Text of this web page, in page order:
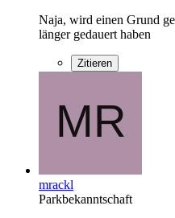
Naja, wird einen Grund
länger gedauert haben
Zitieren
mrackl
Parkbekanntschaft